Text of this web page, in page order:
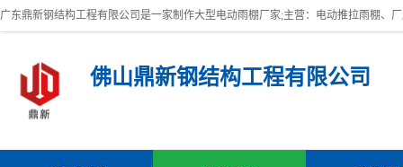
佛山鼎新钢结构工程有限公司